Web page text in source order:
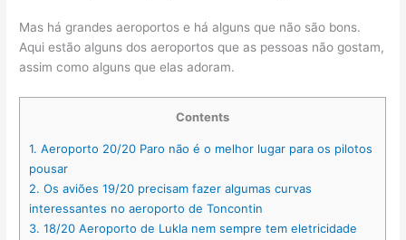
Mas há grandes aeroportos e há alguns que não são bons.
Aqui estão alguns dos aeroportos que as pessoas não gostam,
assim como alguns que elas adoram.
Contents
1. Aeroporto 20/20 Paro não é o melhor lugar para os pilotos
pousar
2. Os aviões 19/20 precisam fazer algumas curvas
interessantes no aeroporto de Toncontin
3. 18/20 Aeroporto de Lukla nem sempre tem eletricidade